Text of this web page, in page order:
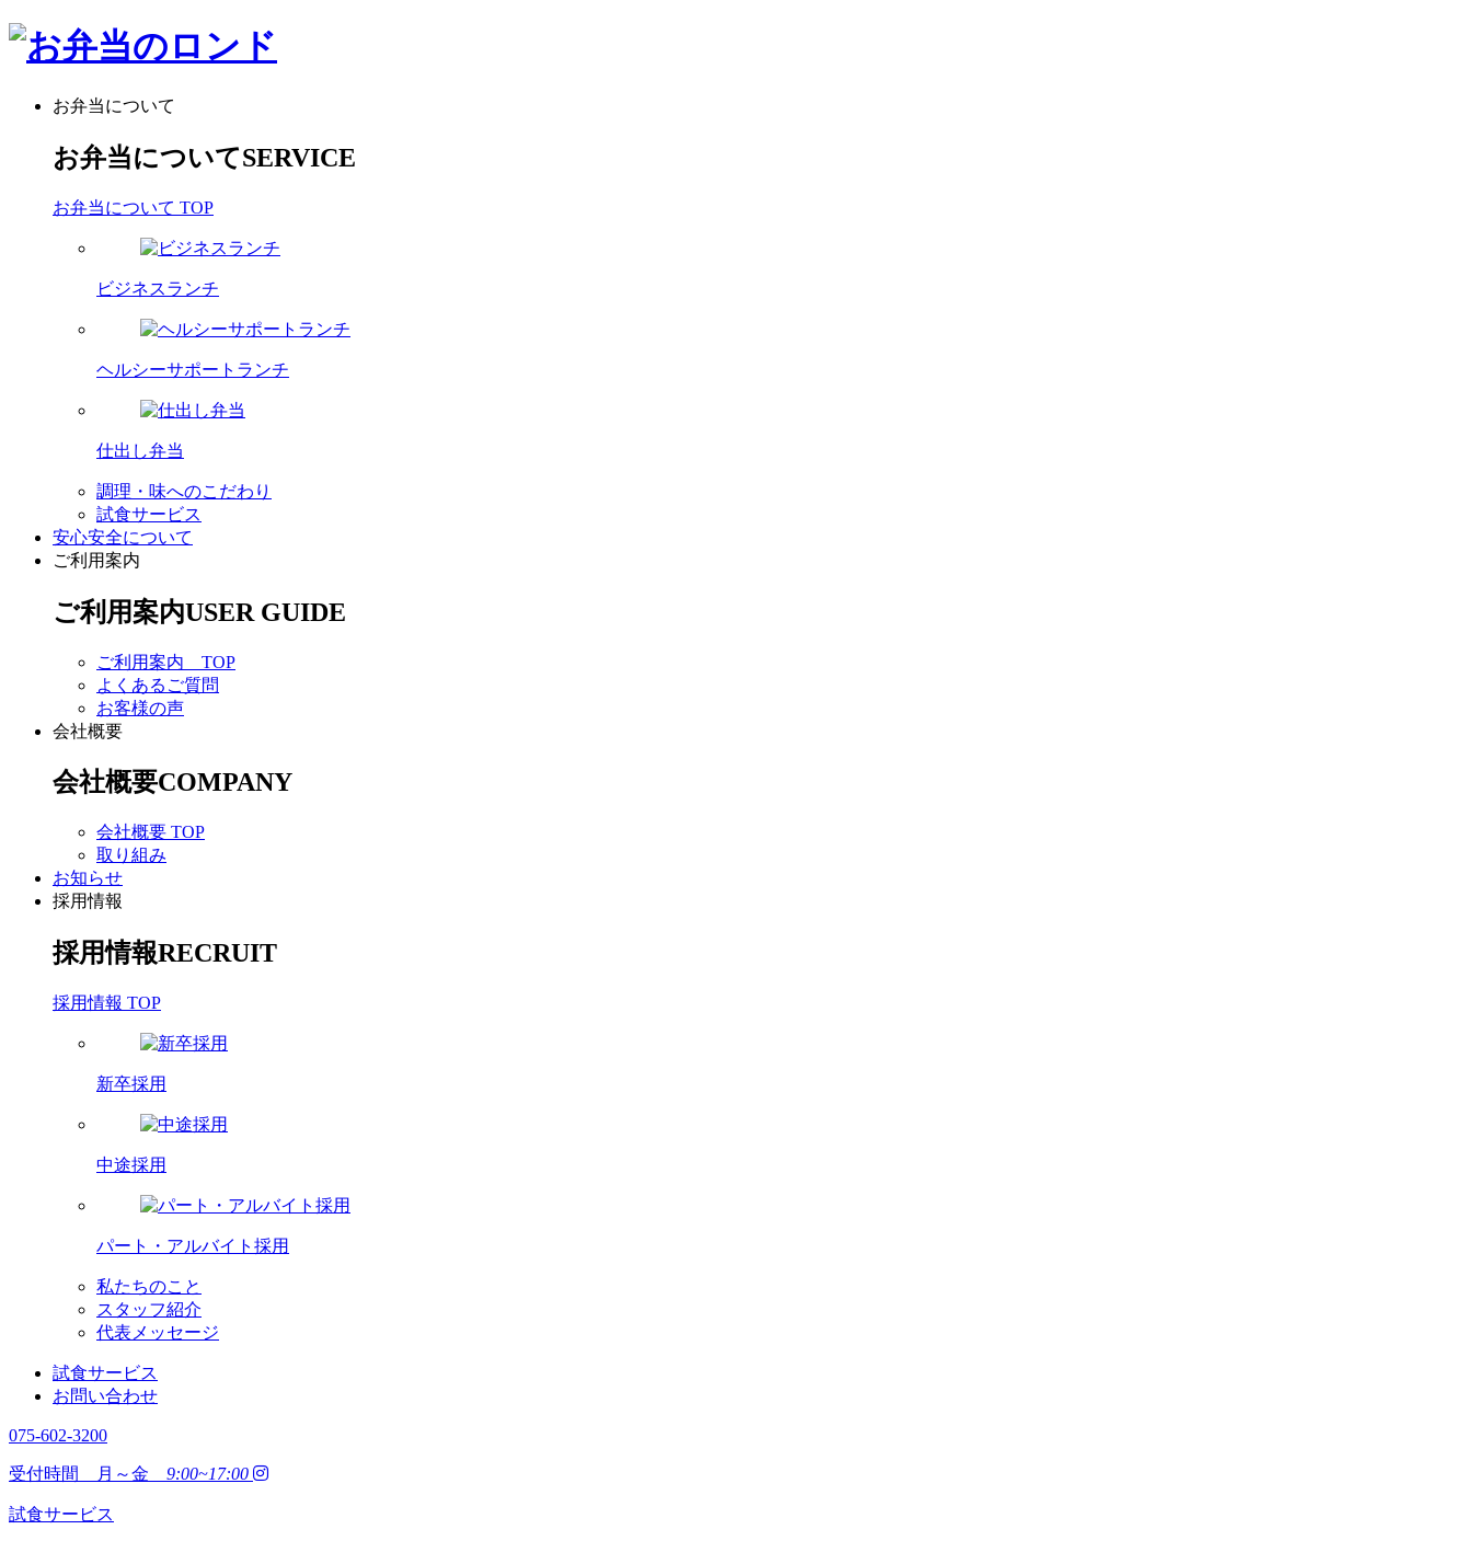
お弁当について
お弁当についてSERVICE
お弁当について TOP
ビジネスランチ
ヘルシーサポートランチ
仕出し弁当
調理・味へのこだわり
試食サービス
安心安全について
ご利用案内
ご利用案内USER GUIDE
ご利用案内 TOP
よくあるご質問
お客様の声
会社概要
会社概要COMPANY
会社概要 TOP
取り組み
お知らせ
採用情報
採用情報RECRUIT
採用情報 TOP
新卒採用
中途採用
パート・アルバイト採用
私たちのこと
スタッフ紹介
代表メッセージ
試食サービス
お問い合わせ
075-602-3200
受付時間 月～金 9:00~17:00
試食サービス